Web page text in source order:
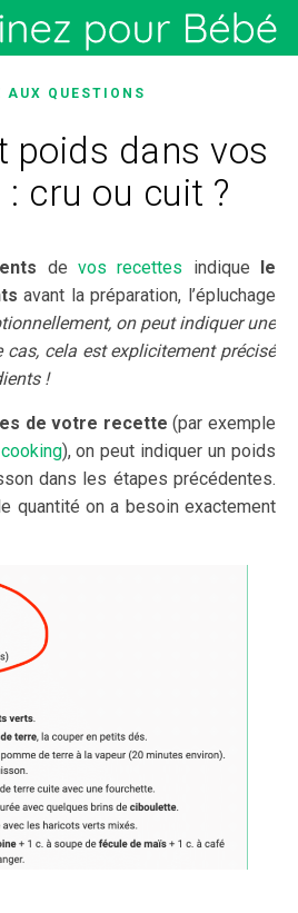
AUX QUESTIONS
poids dans vos
cru ou cuit ?
de vos recettes indique le
avant la préparation, l’épluchage
on peut indiquer une
cas, cela est explicitement précisé
!
de votre recette (par exemple
), on peut indiquer un poids
dans les étapes précédentes.
quantité on a besoin exactement